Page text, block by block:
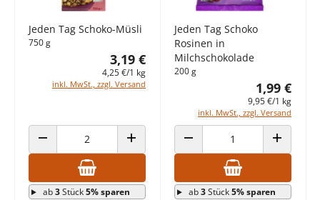
Jeden Tag Schoko-Müsli
750 g
3,19 €
4,25 €/1 kg
inkl. MwSt., zzgl. Versand
ANZAHL VERRINGERN ANZAHL ERHÖHEN
ab3Stück5% sparen
Jeden Tag Schoko
Rosinen in
Milchschokolade
200 g
1,99 €
9,95 €/1 kg
inkl. MwSt., zzgl. Versand
ANZAHL VERRINGERN ANZAHL
ab3Stück5% sparen